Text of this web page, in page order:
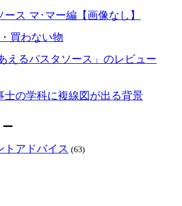
ス マ･マー編【画像なし】
買わない物
えるパスタソース」のレビュー
士の学科に複線図が出る背景
トアドバイス (63)